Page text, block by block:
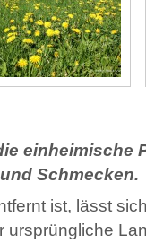
einheimische
Schmecken.
ist, lässt
ursprüngliche